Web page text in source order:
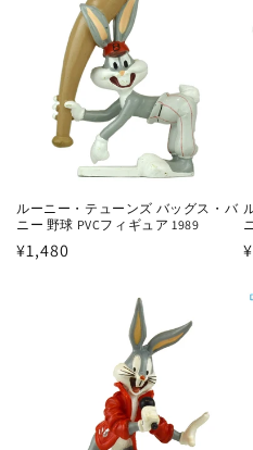
ルーニー・テューンズ バッグス・バ
ニー 野球 PVCフィギュア 1989
通
¥1,480